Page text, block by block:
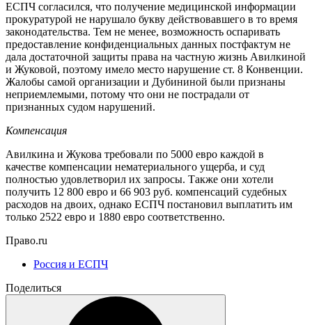
ЕСПЧ согласился, что получение медицинской информации
прокуратурой не нарушало букву действовавшего в то время
законодательства. Тем не менее, возможность оспаривать
предоставление конфиденциальных данных постфактум не
дала достаточной защиты права на частную жизнь Авилкиной
и Жуковой, поэтому имело место нарушение ст. 8 Конвенции.
Жалобы самой организации и Дубининой были признаны
неприемлемыми, потому что они не пострадали от
признанных судом нарушений.
Компенсация
Авилкина и Жукова требовали по 5000 евро каждой в
качестве компенсации нематериального ущерба, и суд
полностью удовлетворил их запросы. Также они хотели
получить 12 800 евро и 66 903 руб. компенсаций судебных
расходов на двоих, однако ЕСПЧ постановил выплатить им
только 2522 евро и 1880 евро соответственно.
Право.ru
Россия и ЕСПЧ
Поделиться